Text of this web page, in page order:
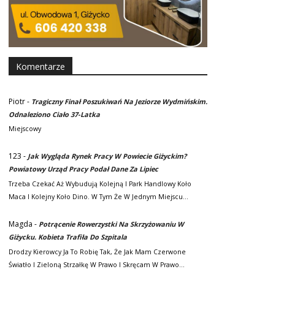
Komentarze
Piotr- Tragiczny Finał Poszukiwań Na Jeziorze Wydmińskim.
Odnaleziono Ciało 37-Latka
Miejscowy
123 - Jak Wygląda Rynek Pracy W Powiecie Giżyckim?
Powiatowy Urząd Pracy Podał Dane Za Lipiec
Trzeba Czekać Aż Wybudują Kolejną I Park Handlowy Koło
Maca I Kolejny Koło Dino. W Tym Że W Jednym Miejscu…
Magda - Potrącenie Rowerzystki Na Skrzyżowaniu W
Giżycku. Kobieta Trafiła Do Szpitala
Drodzy Kierowcy Ja To Robię Tak, Że Jak Mam Czerwone
Światło I Zieloną Strzałkę W Prawo I Skręcam W Prawo…